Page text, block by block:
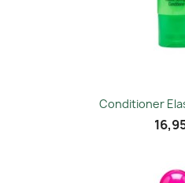
Conditioner